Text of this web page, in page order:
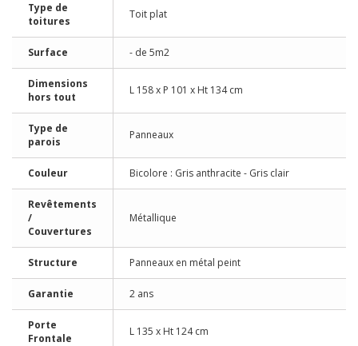
Type de
toitures
Toit plat
Surface - de 5m2
Dimensions
hors tout
L 158 x P 101 x Ht 134 cm
Type de
parois
Panneaux
Couleur Bicolore : Gris anthracite - Gris clair
Revêtements
/
Couvertures
Métallique
Structure Panneaux en métal peint
Garantie 2 ans
Porte
Frontale
L 135 x Ht 124 cm